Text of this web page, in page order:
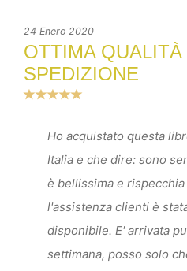
24 Enero 2020
OTTIMA
SPEDIZIONE
Ho acquistato questa
Italia e che dire: sono
è bellissima e
l'assistenza clienti è
disponibile. E' arrivata
settimana, posso solo